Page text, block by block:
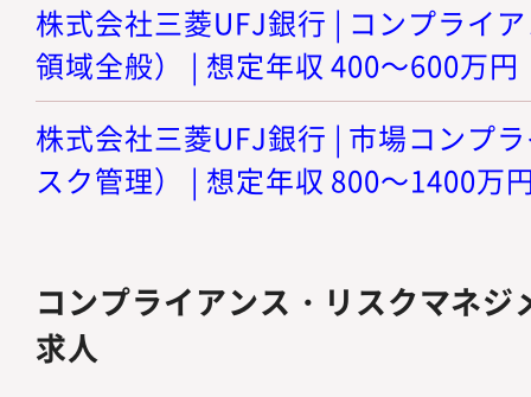
株式会社三菱UFJ銀行 | コンプライ
領域全般） | 想定年収 400～600万円
株式会社三菱UFJ銀行 | 市場コンプ
スク管理） | 想定年収 800～1400万
コンプライアンス・リスクマネ
求人